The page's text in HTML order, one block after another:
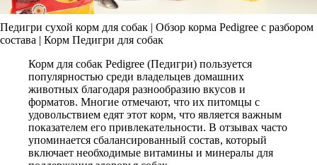
Педигри сухой корм для собак | Обзор корма Pedigree c разбором
состава | Корм Педигри для собак
Корм для собак Pedigree (Педигри) пользуется
популярностью среди владельцев домашних
животных благодаря разнообразию вкусов и
форматов. Многие отмечают, что их питомцы с
удовольствием едят этот корм, что является важным
показателем его привлекательности. В отзывах часто
упоминается сбалансированный состав, который
включает необходимые витамины и минералы для